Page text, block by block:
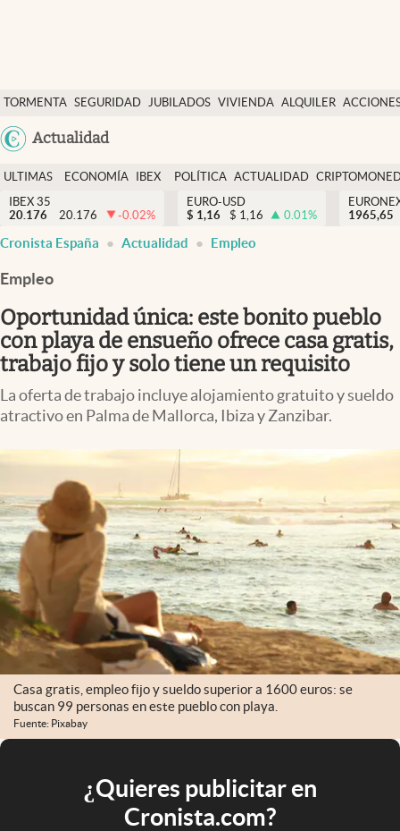
TORMENTA SEGURIDAD JUBILADOS VIVIENDA ALQUILER
USA
Actualidad
Economía y finanzas
Política
Actualidad
Criptomonedas
España
ULTIMAS
NOTICIAS
ECONOMÍA
FINANZAS
IBEX
EURO
POLÍTICA ACTUALIDAD
IBEX 35
20.176
20.176 -0.02%
EURO-USD
$ 1,16 $ 1,16 0.01%
1965,65
Cronista España Actualidad Empleo
Empleo
Oportunidad única: este bonito pueblo
con playa de ensueño ofrece casa gratis,
trabajo fijo y solo tiene un requisito
La oferta de trabajo incluye alojamiento gratuito y sueldo
atractivo en Palma de Mallorca, Ibiza y Zanzibar.
Casa gratis, empleo fijo y sueldo superior a 1600 euros: se
buscan 99 personas en este pueblo con playa.
Fuente: Pixabay
¿Quieres publicitar en
Cronista.com?